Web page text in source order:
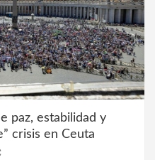
paz, estabilidad y
crisis en Ceuta